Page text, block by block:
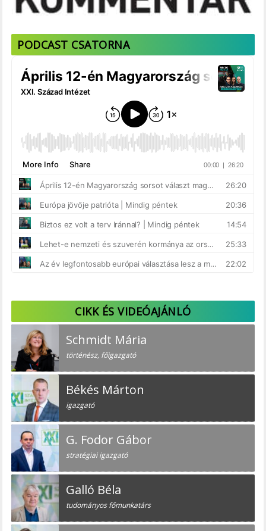
PODCAST CSATORNA
CIKK ÉS VIDEÓAJÁNLÓ
Schmidt Mária
történész, főigazgató
Békés Márton
igazgató
G. Fodor Gábor
stratégiai igazgató
Galló Béla
tudományos főmunkatárs